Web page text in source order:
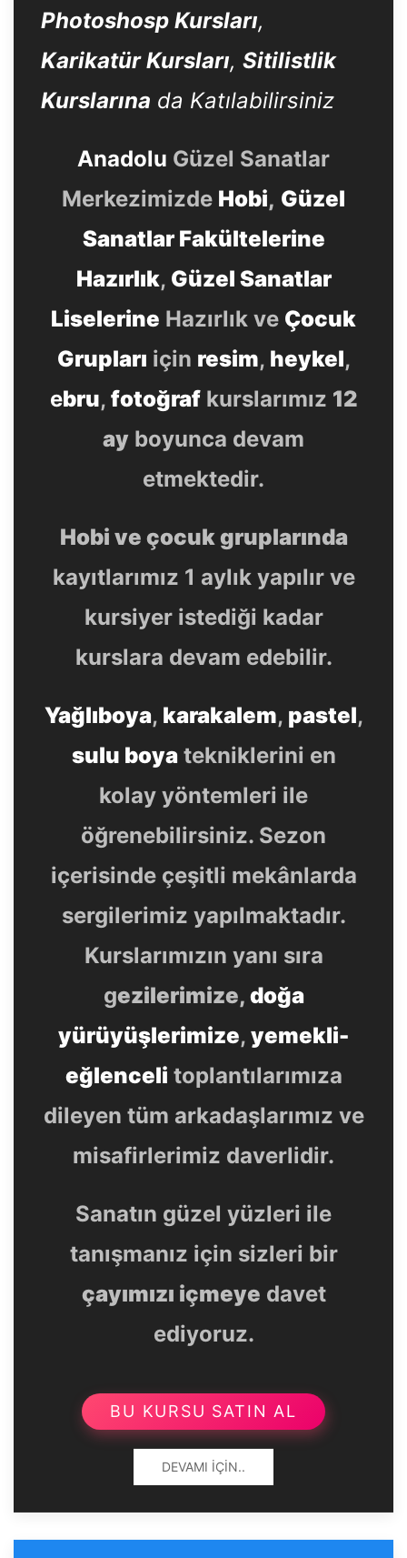
Photoshosp Kursları,
Karikatür Kursları, Sitilistlik
Kurslarına da Katılabilirsiniz
Anadolu Güzel Sanatlar
Merkezimizde Hobi, Güzel
Sanatlar Fakültelerine
Hazırlık, Güzel Sanatlar
Liselerine Hazırlık ve Çocuk
Grupları için resim, heykel,
ebru, fotoğrafkurslarımız 12
ay boyunca devam
etmektedir.
Hobi ve çocuk gruplarında
kayıtlarımız 1 aylık yapılır ve
kursiyer istediği kadar
kurslara devam edebilir.
Yağlıboya, karakalem, pastel,
sulu boyatekniklerini en
kolay yöntemleri ile
öğrenebilirsiniz. Sezon
içerisinde çeşitli mekânlarda
sergilerimiz yapılmaktadır.
Kurslarımızın yanı sıra
gezilerimize, doğa
yürüyüşlerimize, yemekli-
eğlenceli toplantılarımıza
dileyen tüm arkadaşlarımız ve
misafirlerimiz daverlidir.
Sanatın güzel yüzleri ile
tanışmanız için sizleri bir
çayımızı içmeye davet
ediyoruz.
BU KURSU SATIN AL
DEVAMI İÇIN..